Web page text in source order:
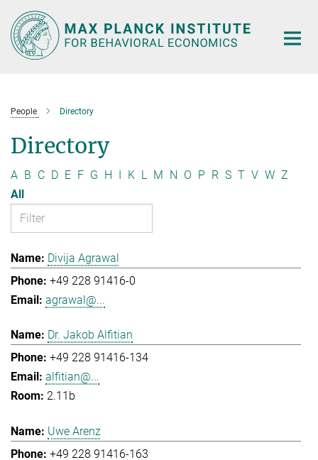
Main-
Content
People Directory
Directory
A B C D E F G H I K L M N O P R S T V W Z
All
Divija Agrawal
+49 228 91416-0
agrawal@...
Dr. Jakob Alfitian
+49 228 91416-134
alfitian@...
2.11b
Uwe Arenz
+49 228 91416-163